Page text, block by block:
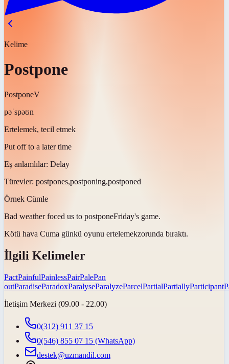
Kelime
Postpone
PostponeV
pəˈspəʊn
Ertelemek, tecil etmek
Put off to a later time
Eş anlamlılar: Delay
Türevler: postpones,postponing,postponed
Örnek Cümle
Bad weather foced us to postponeFriday's game.
Kötü hava Cuma günkü oyunu ertelemekzorunda bıraktı.
İlgili Kelimeler
PactPainfulPainlessPairPalePan
outParadiseParadoxParalyseParalyzeParcelPartialPartiallyParticipant
İletişim Merkezi (09.00 - 22.00)
0(312) 911 37 15
0(546) 855 07 15 (WhatsApp)
destek@uzmandil.com